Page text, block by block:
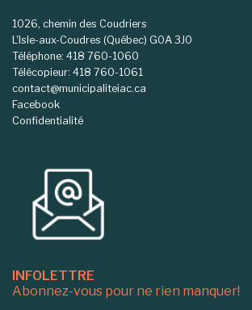
1026, chemin des Coudriers
L'Isle-aux-Coudres (Québec) G0A 3J0
Téléphone: 418 760-1060
Télécopieur: 418 760-1061
contact@municipaliteiac.ca
Facebook
Confidentialité
INFOLETTRE
Abonnez-vous pour ne rien manquer!